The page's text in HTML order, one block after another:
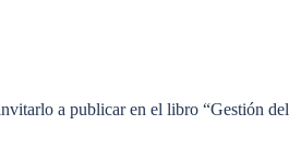
a publicar en el libro “Gestión del